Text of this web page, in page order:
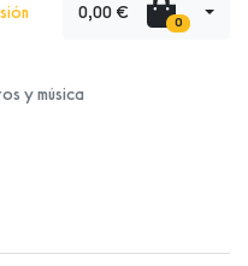
0,00 € 0
y música